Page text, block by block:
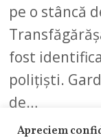
pe o stâncă
fost
polițiști.
de…
Apreciem